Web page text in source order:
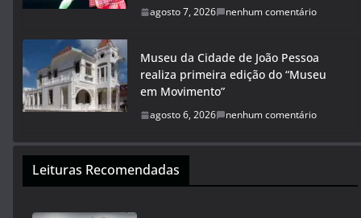
agosto 7, 2026 nenhum comentário
Museu da Cidade de João Pessoa
realiza primeira edição do “Museu
em Movimento”
agosto 6, 2026 nenhum comentário
Leituras Recomendadas